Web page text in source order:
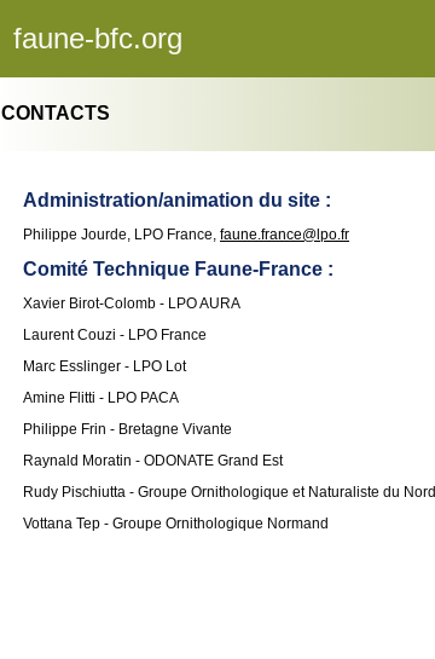
faune-bfc.org
CONTACTS
Administration/animation du site :
Philippe Jourde, LPO France, faune.france@lpo.fr
Comité Technique Faune-France :
Xavier Birot-Colomb - LPO AURA
Laurent Couzi - LPO France
Marc Esslinger - LPO Lot
Amine Flitti - LPO PACA
Philippe Frin - Bretagne Vivante
Raynald Moratin - ODONATE Grand Est
Rudy Pischiutta - Groupe Ornithologique et Naturaliste du Nord
Vottana Tep - Groupe Ornithologique Normand